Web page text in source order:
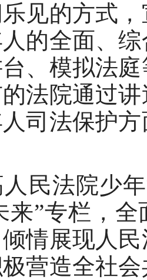
见的方式
的全面、
、模拟法
法院通过
司法保护
法院少年
来”专栏，
情展现人
营造全社